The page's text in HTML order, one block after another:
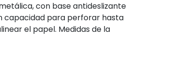
con base antideslizante
capacidad para perforar hasta
el papel. Medidas de la